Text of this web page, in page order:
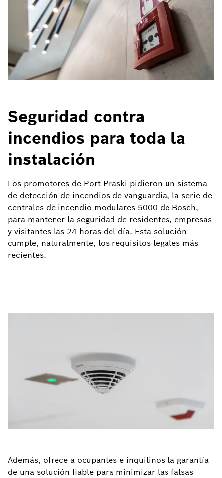
Seguridad contra
incendios para toda la
instalación
Los promotores de Port Praski pidieron un sistema
de detección de incendios de vanguardia, la serie de
centrales de incendio modulares 5000 de Bosch,
para mantener la seguridad de residentes, empresas
y visitantes las 24 horas del día. Esta solución
cumple, naturalmente, los requisitos legales más
recientes.
Además, ofrece a ocupantes e inquilinos la garantía
de una solución fiable para minimizar las falsas